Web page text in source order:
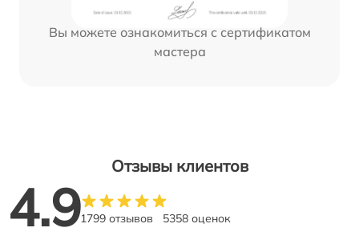
Вы можете ознакомиться с сертификатом
мастера
Отзывы клиентов
4.91799 отзывов 5358 оценок